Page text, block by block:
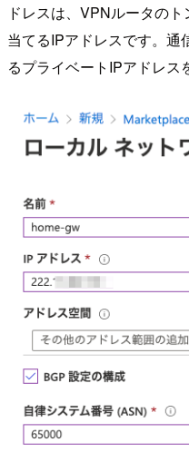
ドレスは、VPNルータの
当てるIPアドレスです。通
るプライベートIPアドレス